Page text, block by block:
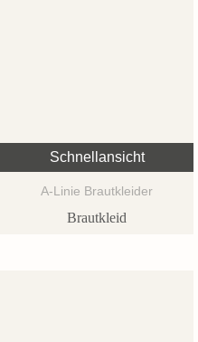
Schnellansicht
A-Linie Brautkleider
Brautkleid